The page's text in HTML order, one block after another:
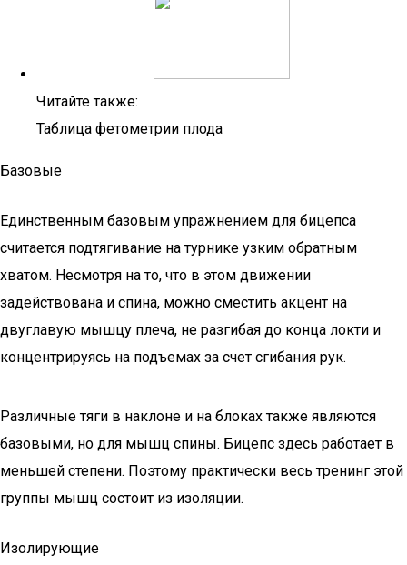
Читайте также:
Таблица фетометрии плода
Базовые
Единственным базовым упражнением для бицепса
считается подтягивание на турнике узким обратным
хватом. Несмотря на то, что в этом движении
задействована и спина, можно сместить акцент на
двуглавую мышцу плеча, не разгибая до конца локти и
концентрируясь на подъемах за счет сгибания рук.
Различные тяги в наклоне и на блоках также являются
базовыми, но для мышц спины. Бицепс здесь работает в
меньшей степени. Поэтому практически весь тренинг этой
группы мышц состоит из изоляции.
Изолирующие